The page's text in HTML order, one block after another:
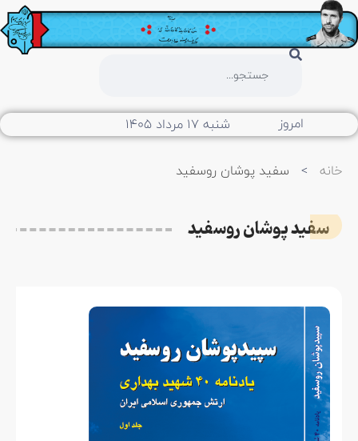
شنبه ۱۷ مرداد ۱۴۰۵
> سفید پوشان روسفید
سفید پوشان روسفید